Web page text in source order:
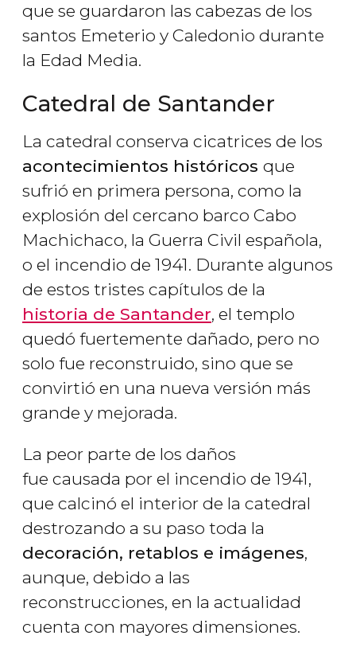
que se guardaron las cabezas de los
santos Emeterio y Caledonio durante
la Edad Media.
Catedral de Santander
La catedral conserva cicatrices de los
acontecimientos históricos que
sufrió en primera persona, como la
explosión del cercano barco Cabo
Machichaco, la Guerra Civil española,
o el incendio de 1941. Durante algunos
de estos tristes capítulos de la
historia de Santander, el templo
quedó fuertemente dañado, pero no
solo fue reconstruido, sino que se
convirtió en una nueva versión más
grande y mejorada.
La peor parte de los daños
fue causada por el incendio de 1941,
que calcinó el interior de la catedral
destrozando a su paso toda la
decoración, retablos e imágenes,
aunque, debido a las
reconstrucciones, en la actualidad
cuenta con mayores dimensiones.